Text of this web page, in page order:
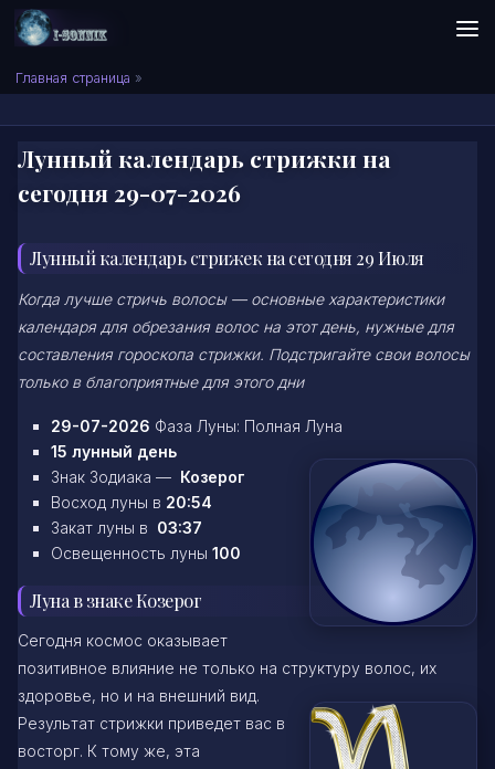
Skip to content
Сонник I-SONNIK.COM
Главная страница »
Лунный календарь стрижки на
сегодня 29-07-2026
Лунный календарь стрижек на сегодня 29 Июля
Когда лучше стричь волосы — основные характеристики
календаря для обрезания волос на этот день, нужные для
составления гороскопа стрижки. Подстригайте свои волосы
только в благоприятные для этого дни
29-07-2026 Фаза Луны: Полная Луна
15 лунный день
Знак Зодиака — Козерог
Восход луны в 20:54
Закат луны в 03:37
Освещенность луны 100
Луна в знаке Козерог
Сегодня космос оказывает
позитивное влияние не только на структуру волос, их
здоровье, но и на внешний вид.
Результат стрижки приведет вас в
восторг. К тому же, эта